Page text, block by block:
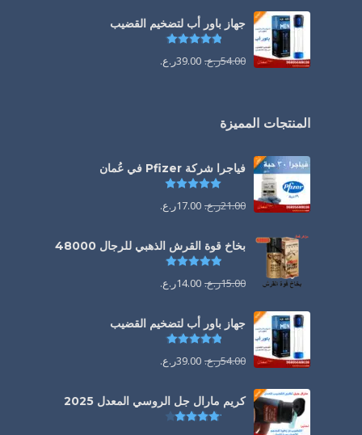
جهاز باور أب لتضخيم القضيب
تم التقييم
54.00ر.ع. 39.00ر.ع.
المنتجات المميزة
فياجرا شركة Pfizer في عُمان
21.00ر.ع. 17.00ر.ع.
بخاخ قوة القرش الذهبي للرجال 48000
تم التقييم
15.00ر.ع. 14.00ر.ع.
جهاز باور أب لتضخيم القضيب
تم التقييم
54.00ر.ع. 39.00ر.ع.
كريم مارال جل الروسي المعدل 2025
تم التقييم